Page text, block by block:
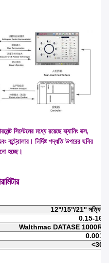
সিস্টেমের মধ্যে রয়েছে স্ক্যানিং বক্স,
কন্ট্রোলার। নির্দিষ্ট পদ্ধতি উপরের ছবির
হচ্ছে।
12''/15''/21''
0.15-1600
Walthmac DATASE 1000R
0.001
<30w